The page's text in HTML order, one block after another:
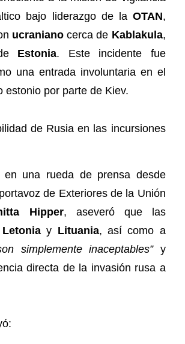
bajo liderazgo de la OTAN,
ucraniano cerca de Kablakula,
Estonia. Este incidente fue
una entrada involuntaria en el
estonio por parte de Kiev.
de Rusia en las incursiones
en una rueda de prensa desde
de Exteriores de la Unión
Hipper, aseveró que las
Letonia y Lituania, así como a
simplemente inaceptables”y
directa de la invasión rusa a